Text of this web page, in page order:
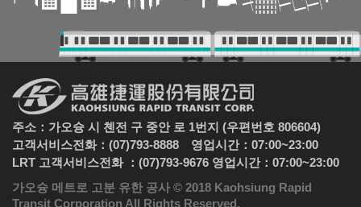
주소：가오슝 시 첸전 구 중안 로 1번지 (우편번호 806604)
고객서비스전화：(07)793-8888 영업시간：07:00~23:00
LRT 고객서비스전화 ：(07)793-9676 영업시간：07:00~23:00
가오슝 메트로 고분 유한 공사 © 2018 Kaohsiung Rapid
Transit Corporation All Rights Reserved.